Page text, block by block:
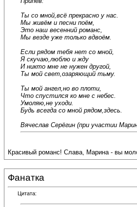
Ты со мной,всё прекрасно у нас.
Мы живём и песни поём,
Это наш весенний романс,
Мы везде уже только вдвоём.
Если рядом тебя нет со мной,
Я скучаю,люблю и жду
И никто мне не нужен другой,
Ты мой свет,озаряющий тьму.
Ты мой ангел,но во плоти,
Что спустился ко мне с небес.
Умоляю,не уходи.
Будь всегда со мной рядом,здесь.
Вячеслав Серёгин (при участии
Красивый романс! Слава, Марина - вы
Фанатка
Цитата: